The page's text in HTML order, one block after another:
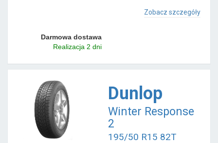
Zobacz szczegóły
Darmowa dostawa
Realizacja 2 dni
Dunlop
Winter Response
2
195/50 R15 82T